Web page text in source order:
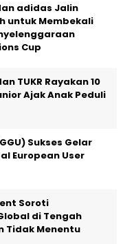
adidas Jalin
untuk Membekali
Cup
TUKR Rayakan 10
Ajak Anak Peduli
Sukses Gelar
European User
Soroti
di Tengah
Tidak Menentu